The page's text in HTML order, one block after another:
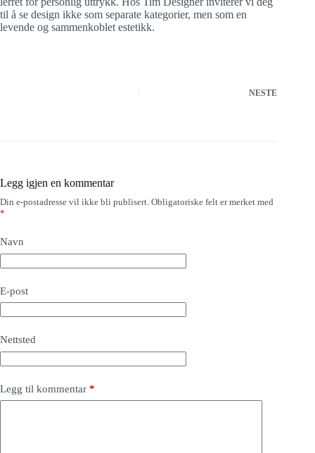
til å se design ikke som separate kategorier, men som en
levende og sammenkoblet estetikk.
NESTE
Legg igjen en kommentar
Din e-postadresse vil ikke bli publisert. Obligatoriske felt er merket med
*
Navn
E-post
Nettsted
Legg til kommentar *